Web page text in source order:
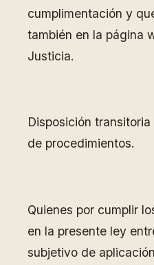
cumplimentación y
también en la página
Justicia.
Disposición
de procedimientos.
Quienes por cumplir
en la presente ley
subjetivo de